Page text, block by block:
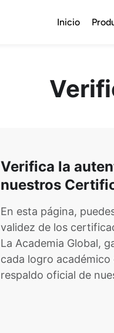
Inicio
Verifica la
nuestros
En esta página,
validez de los
La Academia Global,
cada logro académico
respaldo oficial de